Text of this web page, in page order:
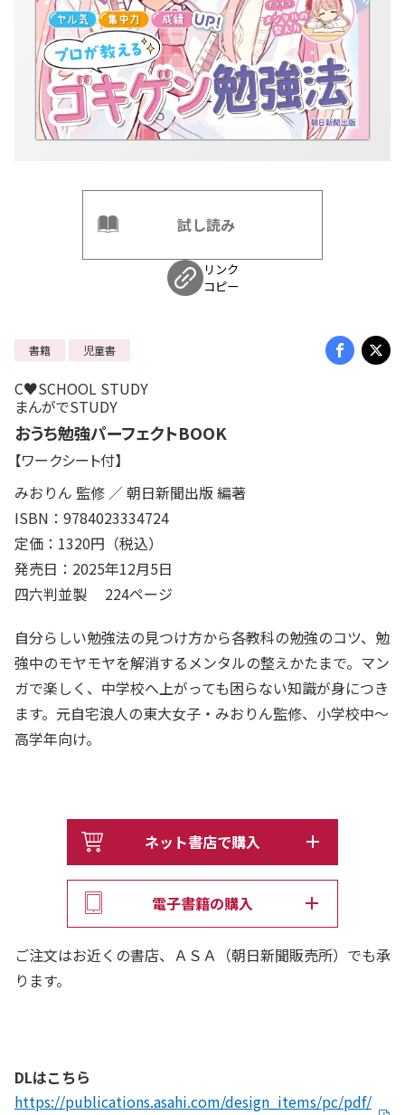
試し読み
リンク
コピー
書籍 児童書
C♥SCHOOL STUDY
まんがでSTUDY
おうち勉強パーフェクトBOOK
【ワークシート付】
みおりん 監修 ／ 朝日新聞出版 編著
ISBN：9784023334724
定価：1320円（税込）
発売日：2025年12月5日
四六判並製 224ページ
自分らしい勉強法の見つけ方から各教科の勉強のコツ、勉
強中のモヤモヤを解消するメンタルの整えかたまで。マン
ガで楽しく、中学校へ上がっても困らない知識が身につき
ます。元自宅浪人の東大女子・みおりん監修、小学校中～
高学年向け。
ネット書店で購入
電子書籍の購入
ご注文はお近くの書店、ＡＳＡ（朝日新聞販売所）でも承
ります。
DLはこちら
https://publications.asahi.com/design_items/pc/pdf/